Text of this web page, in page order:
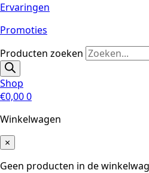
Ervaringen
Promoties
Producten zoeken
Shop
€0,000
Winkelwagen
×
Geen producten in de